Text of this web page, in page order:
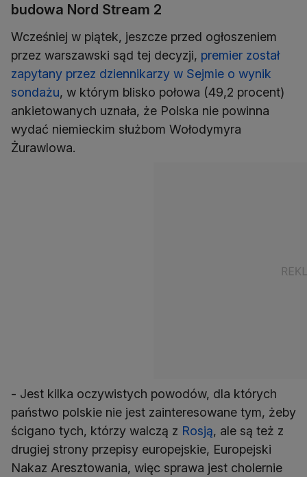
budowa Nord Stream 2
Wcześniej w piątek, jeszcze przed ogłoszeniem
przez warszawski sąd tej decyzji, premier został
zapytany przez dziennikarzy w Sejmie o wynik
sondażu, w którym blisko połowa (49,2 procent)
ankietowanych uznała, że Polska nie powinna
wydać niemieckim służbom Wołodymyra
Żurawlowa.
- Jest kilka oczywistych powodów, dla których
państwo polskie nie jest zainteresowane tym, żeby
ścigano tych, którzy walczą z Rosją, ale są też z
drugiej strony przepisy europejskie, Europejski
Nakaz Aresztowania, więc sprawa jest cholernie